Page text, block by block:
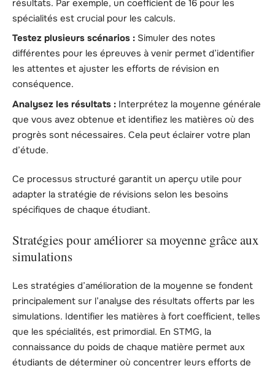
résultats. Par exemple, un coefficient de 16 pour les
spécialités est crucial pour les calculs.
Testez plusieurs scénarios : Simuler des notes
différentes pour les épreuves à venir permet d’identifier
les attentes et ajuster les efforts de révision en
conséquence.
Analysez les résultats : Interprétez la moyenne générale
que vous avez obtenue et identifiez les matières où des
progrès sont nécessaires. Cela peut éclairer votre plan
d’étude.
Ce processus structuré garantit un aperçu utile pour
adapter la stratégie de révisions selon les besoins
spécifiques de chaque étudiant.
Stratégies pour améliorer sa moyenne grâce aux
simulations
Les stratégies d’amélioration de la moyenne se fondent
principalement sur l’analyse des résultats offerts par les
simulations. Identifier les matières à fort coefficient, telles
que les spécialités, est primordial. En STMG, la
connaissance du poids de chaque matière permet aux
étudiants de déterminer où concentrer leurs efforts de